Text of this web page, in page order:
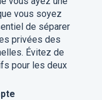
vous soyez
de séparer
privées des
Évitez de
pour les deux